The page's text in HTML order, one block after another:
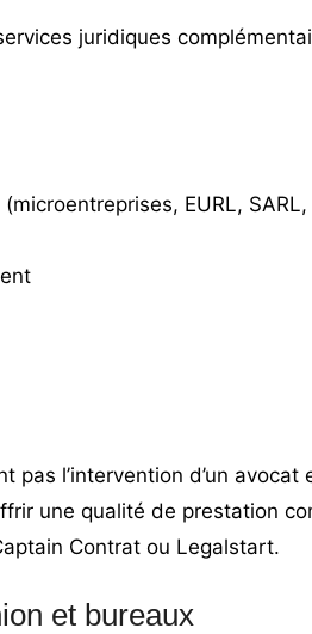
juridiques
(microentreprises, EURL, SARL,
pas l’intervention d’un
une qualité de prestation
Contrat ou Legalstart.
et bureaux